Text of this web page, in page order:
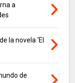
a
la novela ‘El
de